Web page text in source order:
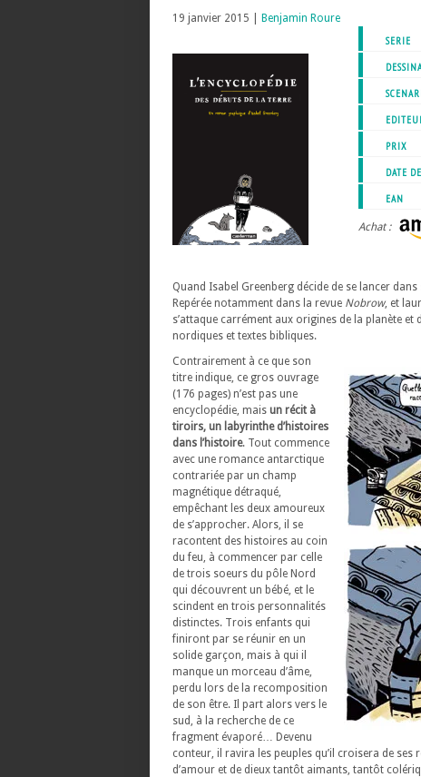
19 janvier 2015 |
Benjamin Roure
SERIE
PRIX
DATE
EAN
Achat :
Quand Isabel Greenberg décide de se lancer
Repérée notamment dans la revue Nobrow, et
s’attaque carrément aux origines de la planète et
nordiques et textes bibliques.
Contrairement à ce que son
titre indique, ce gros ouvrage
(176 pages) n’est pas une
encyclopédie, mais un récit à
tiroirs, un labyrinthe d’histoires
dans l’histoire. Tout commence
avec une romance antarctique
contrariée par un champ
magnétique détraqué,
empêchant les deux amoureux
de s’approcher. Alors, il se
racontent des histoires au coin
du feu, à commencer par celle
de trois soeurs du pôle Nord
qui découvrent un bébé, et le
scindent en trois personnalités
distinctes. Trois enfants qui
finiront par se réunir en un
solide garçon, mais à qui il
manque un morceau d’âme,
perdu lors de la recomposition
de son être. Il part alors vers le
sud, à la recherche de ce
fragment évaporé… Devenu
conteur, il ravira les peuples qu’il croisera de
d’amour et de dieux tantôt aimants, tantôt